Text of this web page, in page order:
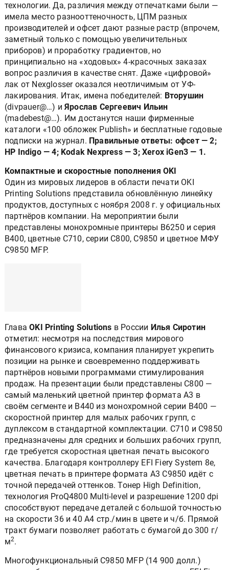
технологии. Да, различия между отпечатками были —
имела место разнооттеночность, ЦПМ разных
производителей и офсет дают разные растр (впрочем,
заметный только с помощью увеличительных
приборов) и проработку градиентов, но
принципиально на «ходовых» 4-красочных заказах
вопрос различия в качестве снят. Даже «цифровой»
лак от Nexglosser оказался неотличимым от УФ-
лакирования. Итак, имена победителей: Вторушин
(divpauer@…) и Ярослав Сергеевич Ильин
(madebest@…). Им достанутся наши фирменные
каталоги «100 обложек Publish» и бесплатные годовые
подписки на журнал. Правильные ответы: офсет — 2;
HP Indigo — 4; Kodak Nexpress — 3; Xerox iGen3 — 1.
Компактные и скоростные пополнения OKI
Один из мировых лидеров в области печати OKI
Printing Solutions представила обновлённую линейку
продуктов, доступных с ноября 2008 г. у официальных
партнёров компании. На мероприятии были
представлены монохромные принтеры В6250 и серия
В400, цветные С710, серии С800, С9850 и цветное МФУ
С9850 MFP.
ГлаваOKI Printing Solutions в России Илья Сиротин
отметил: несмотря на последствия мирового
финансового кризиса, компания планирует укрепить
позиции на рынке и своевременно поддерживать
партнёров новыми программами стимулирования
продаж. На презентации были представлены С800 —
самый маленький цветной принтер формата А3 в
своём сегменте и В440 из монохромной серии В400 —
скоростной принтер для малых рабочих групп, с
дуплексом в стандартной комплектации. С710 и С9850
предназначены для средних и больших рабочих групп,
где требуется скоростная цветная печать высокого
качества. Благодаря контроллеру EFI Fiery System 8e,
цветная печать в принтере формата A3 C9850 идёт с
точной передачей оттенков. Тонер High Definition,
технология ProQ4800 Multi-level и разрешение 1200 dpi
способствуют передаче деталей с большой точностью
на скорости 36 и 40 А4 стр./мин в цвете и ч/б. Прямой
тракт бумаги позволяет работать с бумагой до 300 г/
м2.
Многофункциональный C9850 MFP (14 900 долл.)